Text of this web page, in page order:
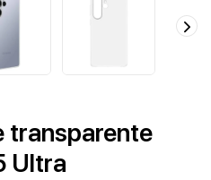
transparente
Ultra